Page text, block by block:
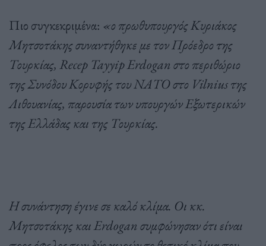
Πιο συγκεκριμένα: «ο πρωθυπουργός Κυριάκος
Μητσοτάκης συναντήθηκε με τον Πρόεδρο της
Τουρκίας, Recep Tayyip Erdogan στο περιθώριο
της Συνόδου Κορυφής του ΝΑΤΟ στο Vilnius της
Λιθουανίας, παρουσία των υπουργών Εξωτερικών
της Ελλάδας και της Τουρκίας.
Η συνάντηση έγινε σε καλό κλίμα. Οι κκ.
Μητσοτάκης και Erdogan συμφώνησαν ότι είναι